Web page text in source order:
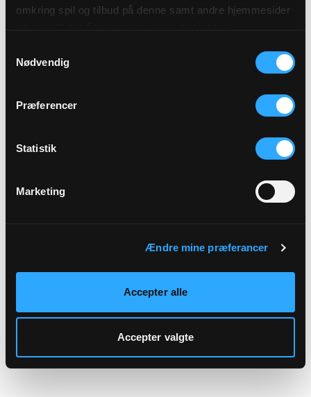
omkring spil og tilbud på denne samt andre hjemmesider
af cookies under "Detaljer" eller ved at klikke videre til
vores Cookiepolitik, som du finder i bunden af vores
Nødvendig
Præferencer
Statistik
Marketing
Ændre mine præferancer
Accepter alle
Accepter valgte